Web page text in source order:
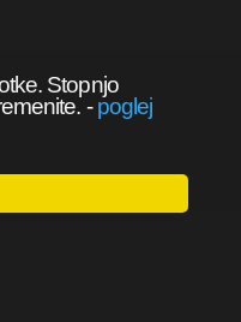
Stopnjo
-poglej